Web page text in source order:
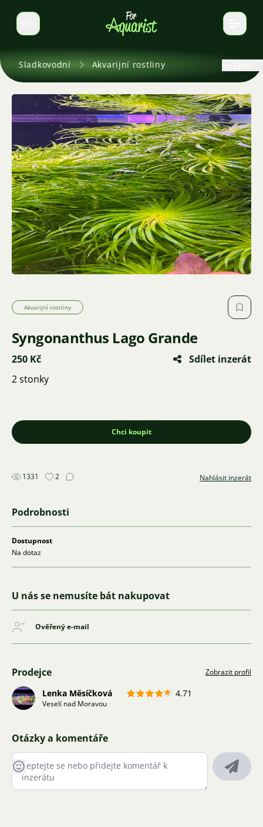
Select language
Sladkovodní Akvarijní rostliny
Akvarijní rostliny
Syngonanthus Lago Grande
250 Kč
Sdílet inzerát
2 stonky
Chci koupit
1331 2 Nahlásit inzerát
Podrobnosti
Dostupnost
Na dotaz
U nás se nemusíte bát nakupovat
Ověřený e-mail
Prodejce Zobrazit profil
Lenka Měsíčková 4.71
Veselí nad Moravou
Otázky a komentáře